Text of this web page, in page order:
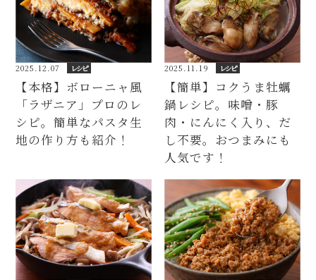
2025.12.07 レシピ
【本格】ボローニャ風
「ラザニア」プロのレ
シピ。簡単なパスタ生
地の作り方も紹介！
2025.11.19 レシピ
【簡単】コクうま牡蠣
鍋レシピ。味噌・豚
肉・にんにく入り、だ
し不要。おつまみにも
人気です！